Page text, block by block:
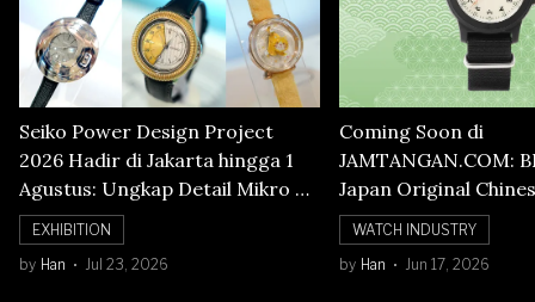
Seiko Power Design Project
2026 Hadir di Jakarta hingga 1
Agustus: Ungkap Detail Mikro di
Balik Seni Watchmaking
EXHIBITION
by Han Jul 23, 2026
Coming Soon di
JAMTANGAN.COM:
Japan Original
Numerals Watch
WATCH INDUSTRY
by Han Jun 17, 2026